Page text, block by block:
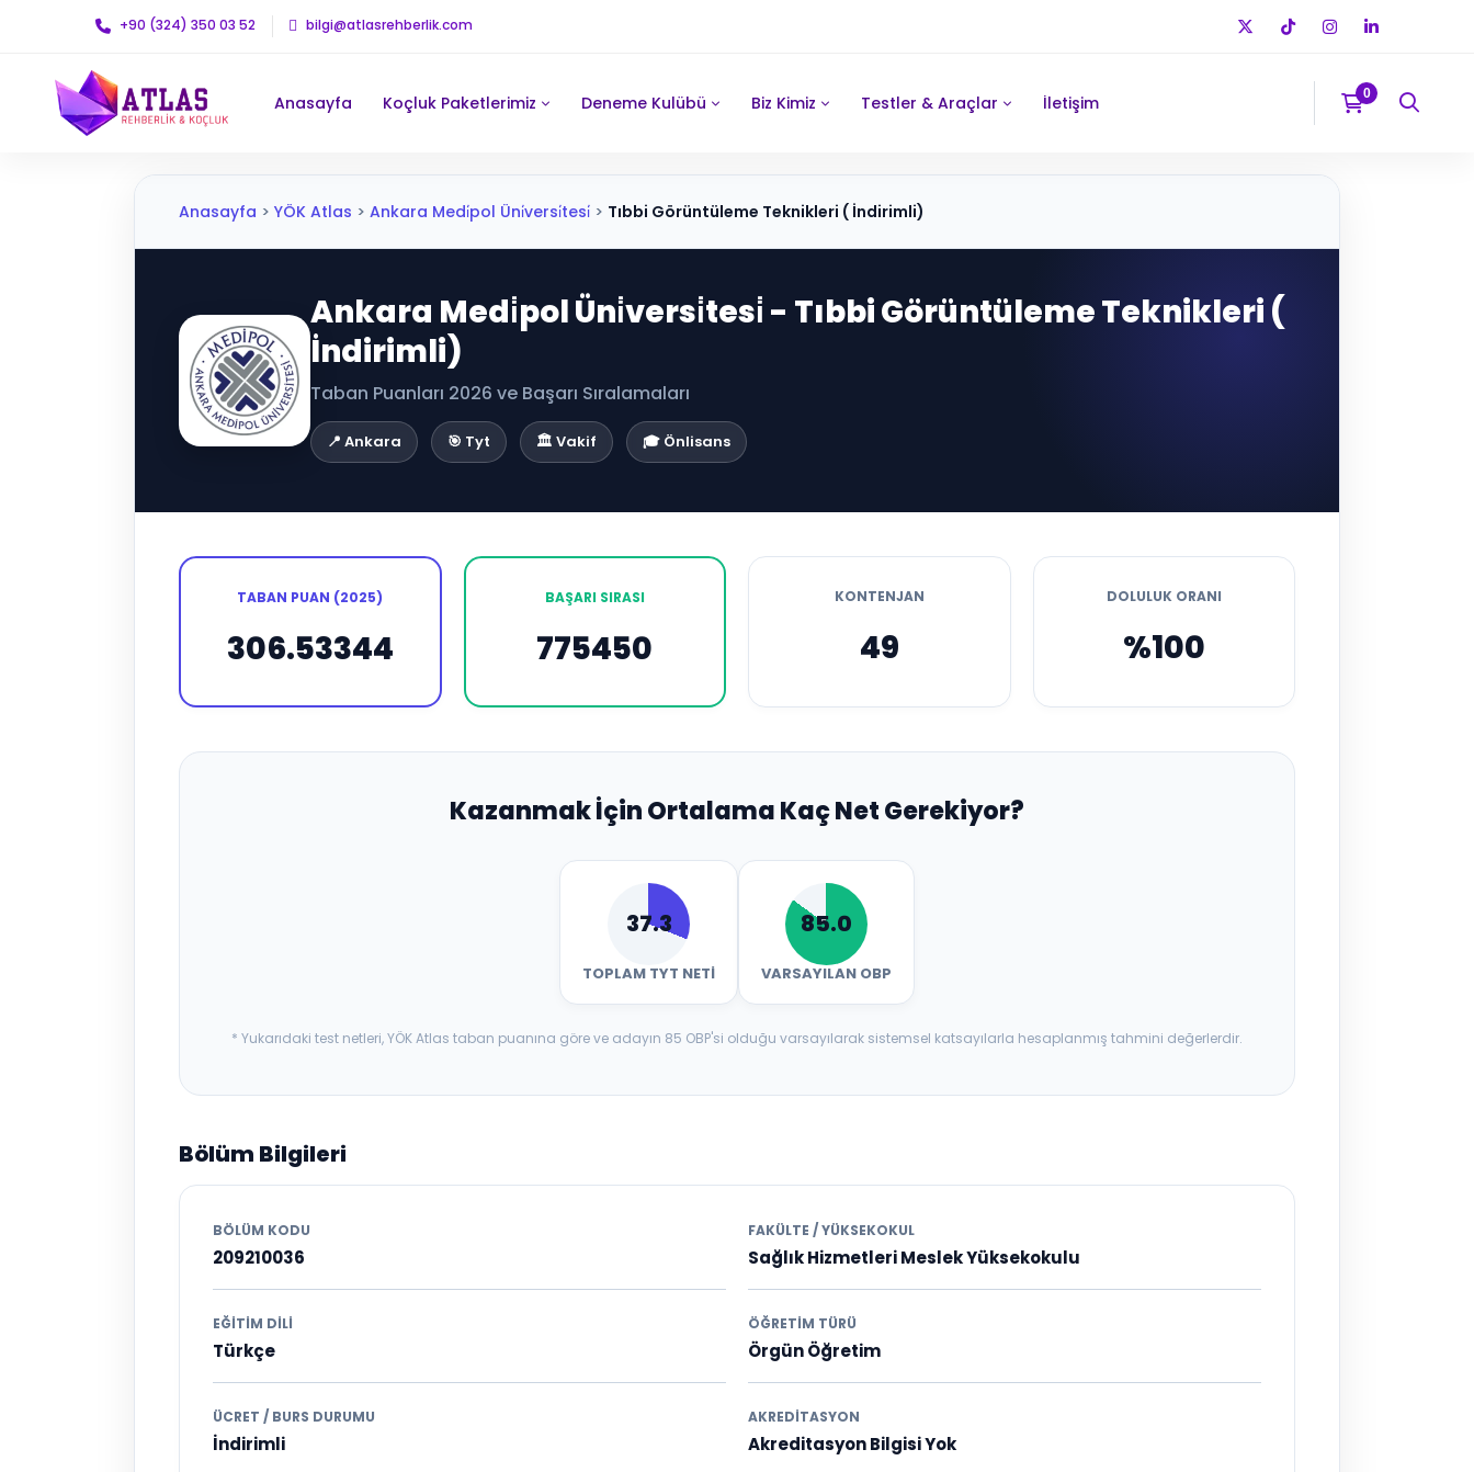
+90 (324) 350 03 52 bilgi@atlasrehberlik.com
Anasayfa Koçluk Paketlerimiz Deneme Kulübü Biz Kimiz Testler & Araçlar İletişim
Anasayfa > YÖK Atlas > Ankara Medi̇pol Üni̇versi̇tesi̇ > Tıbbi Görüntüleme Teknikleri ( İndirimli)
Ankara Medi̇pol Üni̇versi̇tesi̇ - Tıbbi Görüntüleme Teknikleri (
İndirimli)
Taban Puanları 2026 ve Başarı Sıralamaları
📍 Ankara 🎯 Tyt 🏛️ Vakif 🎓 Önlisans
TABAN PUAN (2025)
306.53344
BAŞARI SIRASI
775450
KONTENJAN
49
DOLULUK ORANI
%100
Kazanmak İçin Ortalama Kaç Net Gerekiyor?
37.3
TOPLAM TYT NETI
85.0
VARSAYILAN OBP
* Yukarıdaki test netleri, YÖK Atlas taban puanına göre ve adayın 85 OBP'si olduğu varsayılarak sistemsel katsayılarla hesaplanmış tahmini değerlerdir.
Bölüm Bilgileri
BÖLÜM KODU
209210036
FAKÜLTE / YÜKSEKOKUL
Sağlık Hizmetleri Meslek Yüksekokulu
EĞITIM DILI
Türkçe
ÖĞRETIM TÜRÜ
Örgün Öğretim
ÜCRET / BURS DURUMU
İndirimli
AKREDITASYON
Akreditasyon Bilgisi Yok